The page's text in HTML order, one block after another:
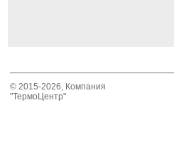
© 2015-2026, Компания
"ТермоЦентр"